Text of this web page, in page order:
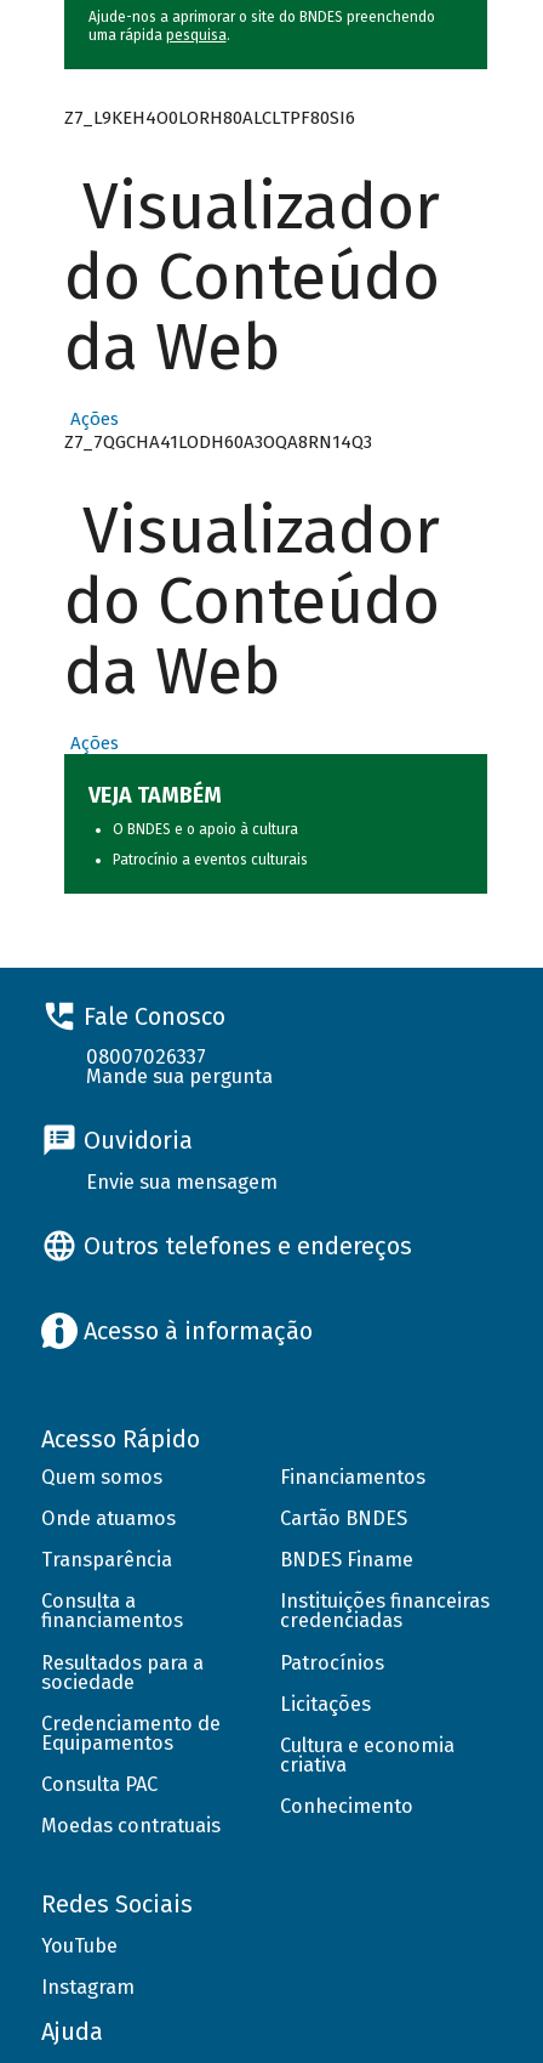
Ajude-nos a aprimorar o site do BNDES preenchendo
uma rápida pesquisa.
Z7_L9KEH4O0LORH80ALCLTPF80SI6
Visualizador
do Conteúdo
da Web
Ações
Z7_7QGCHA41LODH60A3OQA8RN14Q3
Visualizador
do Conteúdo
da Web
Ações
VEJA TAMBÉM
O BNDES e o apoio à cultura
Patrocínio a eventos culturais
Fale Conosco
08007026337
Mande sua pergunta
Ouvidoria
Envie sua mensagem
Outros telefones e endereços
Acesso à informação
Acesso Rápido
Quem somos
Onde atuamos
Transparência
Consulta a
financiamentos
Resultados para a
sociedade
Credenciamento de
Equipamentos
Consulta PAC
Moedas contratuais
Financiamentos
Cartão BNDES
BNDES Finame
Instituições financeiras
credenciadas
Patrocínios
Licitações
Cultura e economia
criativa
Conhecimento
Redes Sociais
YouTube
Instagram
Ajuda